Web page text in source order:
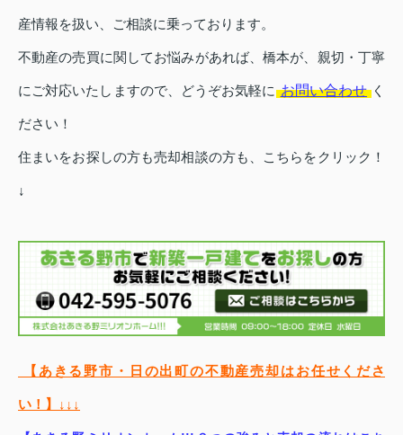
産情報を扱い、ご相談に乗っております。
不動産の売買に関してお悩みがあれば、橋本が、親切・丁寧
にご対応いたしますので、どうぞお気軽に お問い合わせ く
ださい！
住まいをお探しの方も売却相談の方も、こちらをクリック！
↓
【あきる野市・日の出町の不動産売却はお任せくださ
い！】↓↓↓